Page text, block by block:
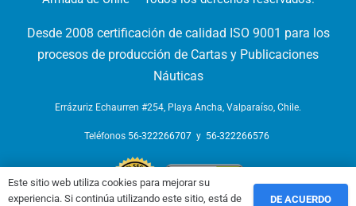
Desde 2008 certificación de calidad ISO 9001 para los
procesos de producción de Cartas y Publicaciones
Náuticas
Errázuriz Echaurren #254, Playa Ancha, Valparaíso, Chile.
Teléfonos 56-322266707 y 56-322266576
Este sitio web utiliza cookies para mejorar su
experiencia. Si continúa utilizando este sitio, está de
DE ACUERDO